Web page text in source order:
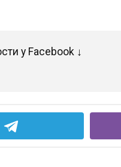
у Facebook ↓